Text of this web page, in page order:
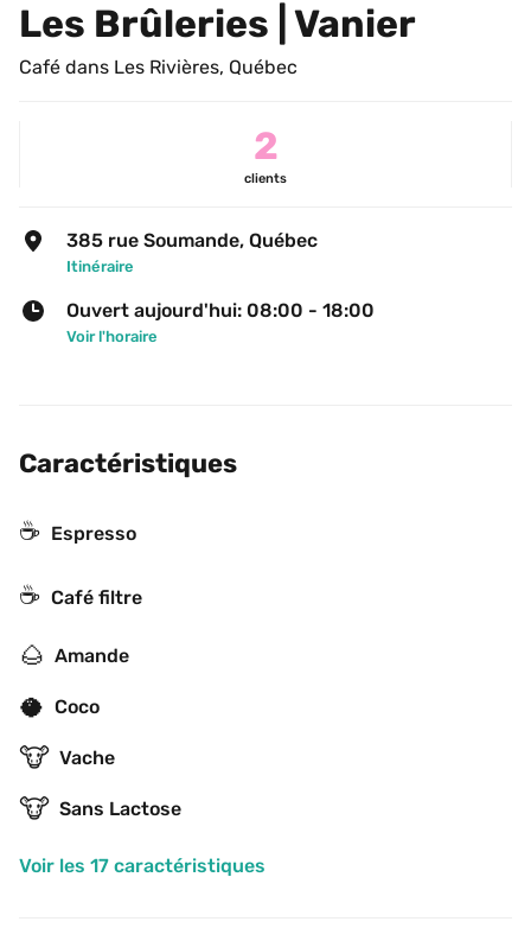
Les Brûleries | Vanier
Café dans Les Rivières, Québec
2
clients
385 rue Soumande, Québec
Itinéraire
Ouvert aujourd'hui: 08:00 - 18:00
Voir l'horaire
Caractéristiques
☕ Espresso
☕️ Café filtre
🌰 Amande
🥥 Coco
🐮 Vache
🐮 Sans Lactose
Voir les 17 caractéristiques